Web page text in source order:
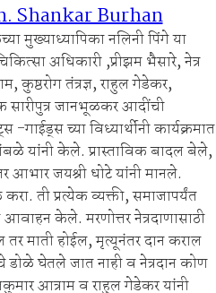
Shankar Burhan
मुख्याध्यापिका नलिनी पिंगे या
अधिकारी ,प्रीझम भैसारे, नेत्र
कुष्ठरोग तंत्रज्ञ, राहुल गेडेकर,
जानभूळकर आदींची
-गाईड्स च्या विध्यार्थीनी कार्यक्रमात
यांनी केले. प्रास्ताविक बादल बेले,
आभार जयश्री धोटे यांनी मानले.
ती प्रत्येक व्यक्ती, समाजापर्यंत
केले. मरणोत्तर नेत्रदाणासाठी
माती होईल, मृत्यूनंतर दान कराल
डोळे घेतले जात नाही व नेत्रदान कोण
आत्राम व राहुल गेडेकर यांनी